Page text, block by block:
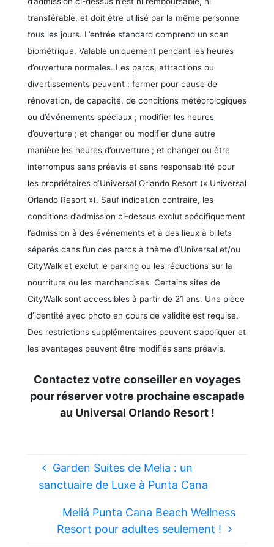
transférable, et doit être utilisé par la même personne
tous les jours. L’entrée standard comprend un scan
biométrique. Valable uniquement pendant les heures
d’ouverture normales. Les parcs, attractions ou
divertissements peuvent : fermer pour cause de
rénovation, de capacité, de conditions météorologiques
ou d’événements spéciaux ; modifier les heures
d’ouverture ; et changer ou modifier d’une autre
manière les heures d’ouverture ; et changer ou être
interrompus sans préavis et sans responsabilité pour
les propriétaires d’Universal Orlando Resort (« Universal
Orlando Resort »). Sauf indication contraire, les
conditions d’admission ci-dessus exclut spécifiquement
l’admission à des événements et à des lieux à billets
séparés dans l’un des parcs à thème d’Universal et/ou
CityWalk et exclut le parking ou les réductions sur la
nourriture ou les marchandises. Certains sites de
CityWalk sont accessibles à partir de 21 ans. Une pièce
d’identité avec photo en cours de validité est requise.
Des restrictions supplémentaires peuvent s’appliquer et
les avantages peuvent être modifiés sans préavis.
Contactez votre conseiller en voyages
pour réserver votre prochaine escapade
au Universal Orlando Resort !
Garden Suites de Melia : un
sanctuaire de Luxe à Punta Cana
Meliá Punta Cana Beach Wellness
Resort pour adultes seulement !